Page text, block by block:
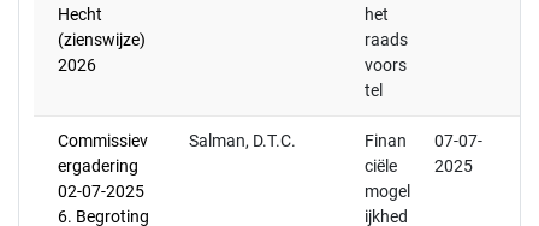
Hecht
(zienswijze)
2026
het
raads
voors
tel
Commissiev
ergadering
02-07-2025
6. Begroting
Salman, D.T.C.
Finan
ciële
mogel
ijkhed
07-07-
2025